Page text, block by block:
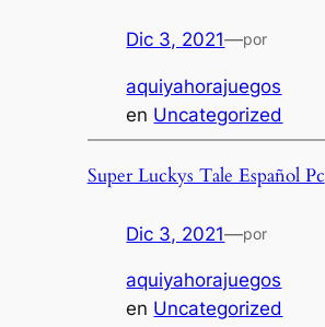
Dic 3, 2021—por
aquiyahorajuegos
en Uncategorized
Super Luckys Tale Español Pc
Dic 3, 2021—por
aquiyahorajuegos
en Uncategorized